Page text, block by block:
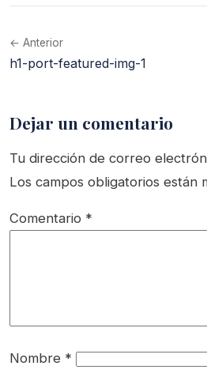
← Anterior
h1-port-featured-img-1
Dejar un comentario
Tu dirección de correo
Los campos obligatorios están
Comentario *
Nombre *